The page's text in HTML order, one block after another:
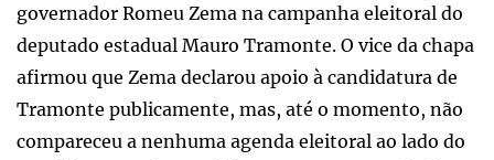
governador Romeu Zema na campanha eleitoral do
deputado estadual Mauro Tramonte. O vice da chapa
afirmou que Zema declarou apoio à candidatura de
Tramonte publicamente, mas, até o momento, não
compareceu a nenhuma agenda eleitoral ao lado do